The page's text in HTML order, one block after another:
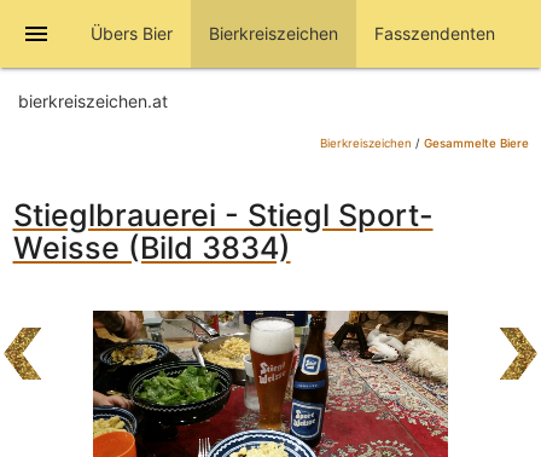
menu Übers Bier Bierkreiszeichen Fasszendenten
bierkreiszeichen.at
Bierkreiszeichen / Gesammelte Biere
Stieglbrauerei - Stiegl Sport-
Weisse (Bild 3834)